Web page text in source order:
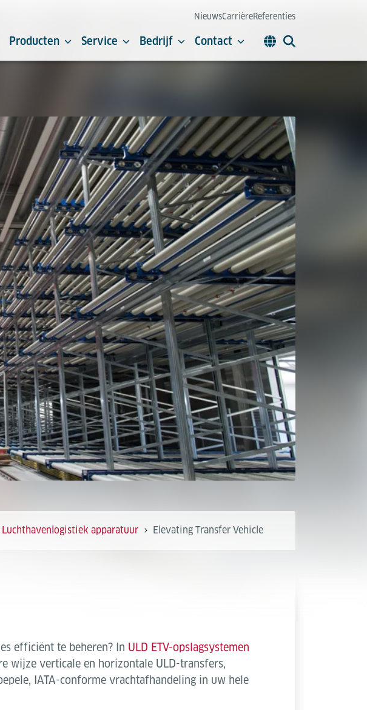
NieuwsCarrièreReferenties
Producten Service Bedrijf Contact
Luchthavenlogistiek apparatuur Elevating Transfer Vehicle
efficiënt te beheren? In ULD ETV-opslagsystemen
wijze verticale en horizontale ULD-transfers,
IATA-conforme vrachtafhandeling in uw hele